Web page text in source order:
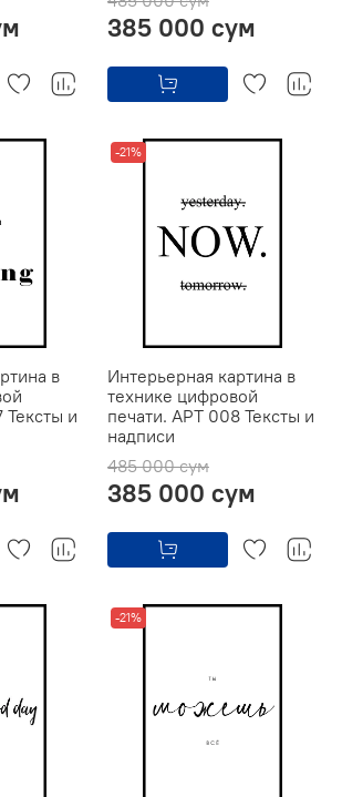
385 000 сум
в
Тексты и
-21%
Интерьерная картина в
технике цифровой
печати. АРТ 008 Тексты и
надписи
485 000 сум
385 000 сум
-21%